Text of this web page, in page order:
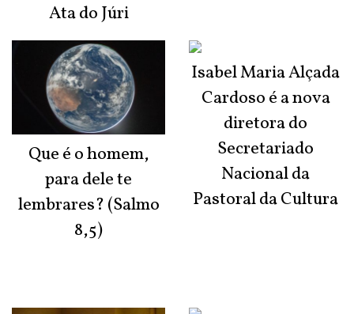
Ata do Júri
Que é o homem,
para dele te
lembrares? (Salmo
8,5)
Isabel Maria Alçada
Cardoso é a nova
diretora do
Secretariado
Nacional da
Pastoral da Cultura